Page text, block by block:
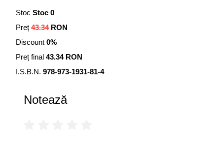
face judecăți rapide și de a lua decizii spontane,
edificatoare. O carte incitantă și o experiență foarte
plăcută.
• Donna Seaman, Booklist
Stoc Stoc 0
Preț 43.34RON
Discount 0%
Preț final 43.34 RON
I.S.B.N. 978-973-1931-81-4
Notează